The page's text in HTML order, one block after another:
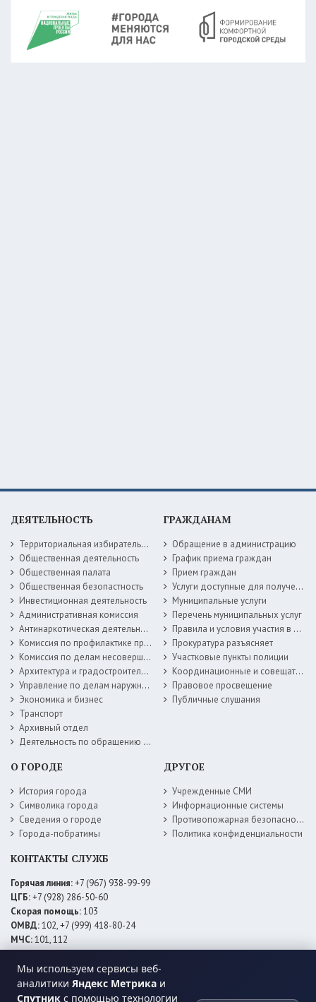
Мы используем сервисы веб-
аналитики Яндекс Метрика и
Спутник с помощью технологии
ДЕЯТЕЛЬНОСТЬ
Территориальная избирательная комиссия
Общественная деятельность
Общественная палата
Общественная безопастность
Инвестиционная деятельность
Административная комиссия
Антинаркотическая деятельность
Комиссия по профилактике правонарушений
Комиссия по делам несовершеннолетних
Архитектура и градостроительство
Управление по делам наружной рекламы
Экономика и бизнес
Транспорт
Архивный отдел
Деятельность по обращению с животными без владельцев
ГРАЖДАНАМ
Обращение в администрацию
График приема граждан
Прием граждан
Услуги доступные для получения в электронной форме
Муниципальные услуги
Перечень муниципальных услуг
Правила и условия участия в жилищных программах
Прокуратура разъясняет
Участковые пункты полиции
Координационные и совещательные органы
Правовое просвещение
Публичные слушания
О ГОРОДЕ
История города
Символика города
Сведения о городе
Города-побратимы
ДРУГОЕ
Учрежденные СМИ
Информационные системы
Противопожарная безопасность
Политика конфиденциальности
КОНТАКТЫ СЛУЖБ
Горячая линия:+7 (967) 938-99-99
ЦГБ:+7 (928) 286-50-60
Скорая помощь:103
ОМВД:102, +7 (999) 418-80-24
МЧС:101, 112
ЕДДС:+7 (928) 576-09-83
Электросети:+7 (800) 220-02-20
Даггаз:+7 (928) 980-64-04
Горводоснаб: +7 (928) 559-59-74